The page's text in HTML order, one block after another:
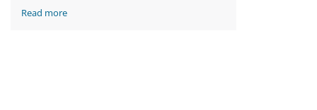
centradas en nuestra tecnología de reluctancia
Read more